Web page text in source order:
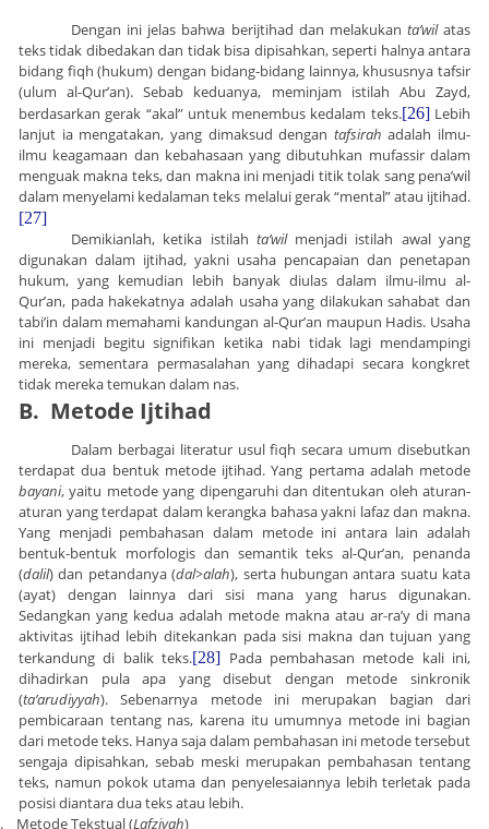
Dengan ini jelas bahwa berijtihad dan melakukan ta’wilatas
teks tidak dibedakan dan tidak bisa dipisahkan, seperti halnya antara
bidang fiqh (hukum) dengan bidang-bidang lainnya, khususnya tafsir
(ulum al-Qur’an). Sebab keduanya, meminjam istilah Abu Zayd,
berdasarkan gerak “akal” untuk menembus kedalam teks.[26]Lebih
lanjut ia mengatakan, yang dimaksud dengan tafsirah adalah ilmu-
ilmu keagamaan dan kebahasaan yang dibutuhkan mufassir dalam
menguak makna teks, dan makna ini menjadi titik tolak sang pena’wil
dalam menyelami kedalaman teks melalui gerak “mental” atau ijtihad.
[27]
Demikianlah, ketika istilah ta’wilmenjadi istilah awal yang
digunakan dalam ijtihad, yakni usaha pencapaian dan penetapan
hukum, yang kemudian lebih banyak diulas dalam ilmu-ilmu al-
Qur’an, pada hakekatnya adalah usaha yang dilakukan sahabat dan
tabi’in dalam memahami kandungan al-Qur’an maupun Hadis. Usaha
ini menjadi begitu signifikan ketika nabi tidak lagi mendampingi
mereka, sementara permasalahan yang dihadapi secara kongkret
tidak mereka temukan dalam nas.
B. Metode Ijtihad
Dalam berbagai literatur usul fiqh secara umum disebutkan
terdapat dua bentuk metode ijtihad. Yang pertama adalah metode
bayani, yaitu metode yang dipengaruhi dan ditentukan oleh aturan-
aturan yang terdapat dalam kerangka bahasa yakni lafaz dan makna.
Yang menjadi pembahasan dalam metode ini antara lain adalah
bentuk-bentuk morfologis dan semantik teks al-Qur’an, penanda
(dalil) dan petandanya (dal>alah), serta hubungan antara suatu kata
(ayat) dengan lainnya dari sisi mana yang harus digunakan.
Sedangkan yang kedua adalah metode makna atau ar-ra’y di mana
aktivitas ijtihad lebih ditekankan pada sisi makna dan tujuan yang
terkandung di balik teks.[28] Pada pembahasan metode kali ini,
dihadirkan pula apa yang disebut dengan metode sinkronik
(ta’arudiyyah). Sebenarnya metode ini merupakan bagian dari
pembicaraan tentang nas, karena itu umumnya metode ini bagian
dari metode teks. Hanya saja dalam pembahasan ini metode tersebut
sengaja dipisahkan, sebab meski merupakan pembahasan tentang
teks, namun pokok utama dan penyelesaiannya lebih terletak pada
posisi diantara dua teks atau lebih.
Metode Tekstual (Lafziyah)